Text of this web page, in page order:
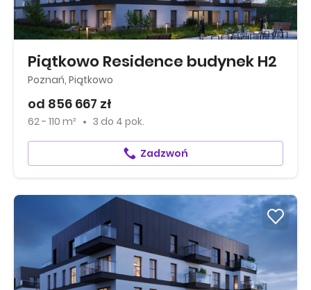
Piątkowo Residence budynek H2
Poznań, Piątkowo
od 856 667 zł
62 - 110 m² 3 do 4 pok.
Zadzwoń